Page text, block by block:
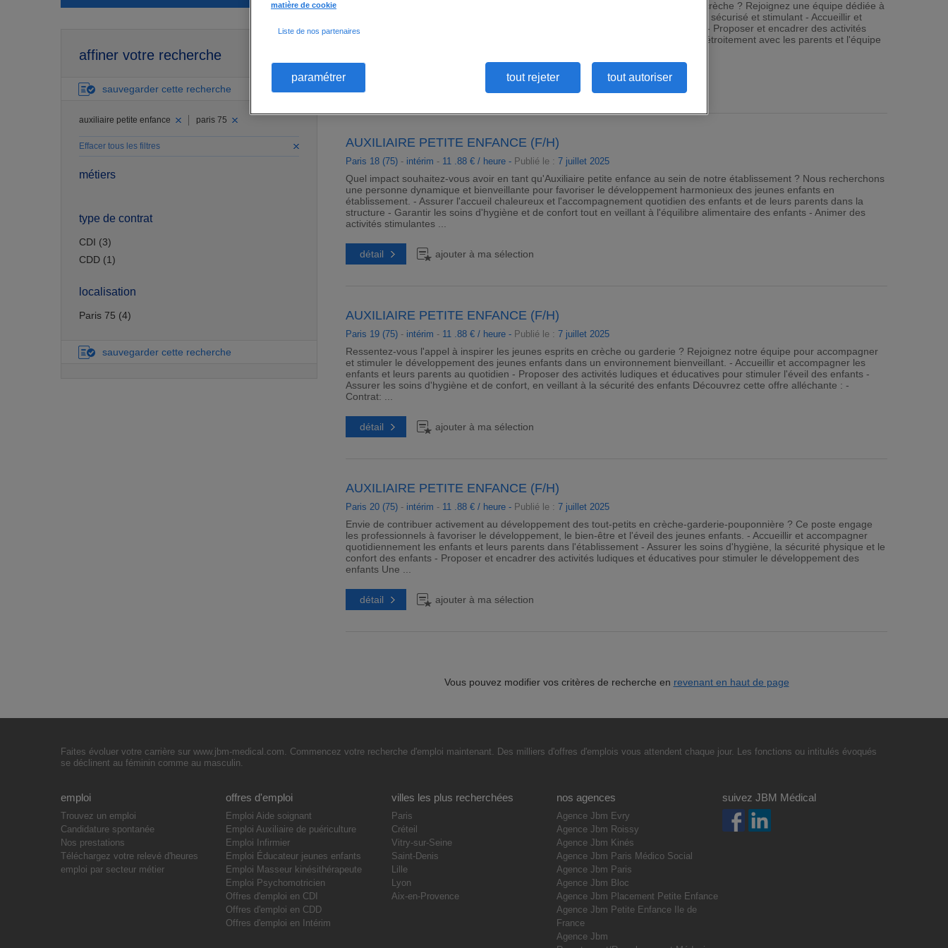
Prêt(e) à enrichir le quotidien des enfants en tant qu'Auxiliaire petite enfance en crèche ? Rejoignez une équipe dédiée à
encourager le développement et le bien-être des enfants dans un environnement sécurisé et stimulant - Accueillir et
accompagner les enfants et leurs parents, veillant à leur adaptation au quotidien - Proposer et encadrer des activités
ludiques pour stimuler la créativité et le développement des enfants - Collaborer étroitement avec les parents et l'équipe
ajouter à ma sélection
AUXILIAIRE PETITE ENFANCE (F/H)
Paris 18 (75) - intérim - 11 .88 € / heure - Publié le : 7 juillet 2025
Quel impact souhaitez-vous avoir en tant qu'Auxiliaire petite enfance au sein de notre établissement ? Nous recherchons
une personne dynamique et bienveillante pour favoriser le développement harmonieux des jeunes enfants en
établissement. - Assurer l'accueil chaleureux et l'accompagnement quotidien des enfants et de leurs parents dans la
structure - Garantir les soins d'hygiène et de confort tout en veillant à l'équilibre alimentaire des enfants - Animer des
activités stimulantes ...
détail ajouter à ma sélection
AUXILIAIRE PETITE ENFANCE (F/H)
Paris 19 (75) - intérim - 11 .88 € / heure - Publié le : 7 juillet 2025
Ressentez-vous l'appel à inspirer les jeunes esprits en crèche ou garderie ? Rejoignez notre équipe pour accompagner
et stimuler le développement des jeunes enfants dans un environnement bienveillant. - Accueillir et accompagner les
enfants et leurs parents au quotidien - Proposer des activités ludiques et éducatives pour stimuler l'éveil des enfants -
Assurer les soins d'hygiène et de confort, en veillant à la sécurité des enfants Découvrez cette offre alléchante : -
Contrat: ...
détail ajouter à ma sélection
AUXILIAIRE PETITE ENFANCE (F/H)
Paris 20 (75) - intérim - 11 .88 € / heure - Publié le : 7 juillet 2025
Envie de contribuer activement au développement des tout-petits en crèche-garderie-pouponnière ? Ce poste engage
les professionnels à favoriser le développement, le bien-être et l'éveil des jeunes enfants. - Accueillir et accompagner
quotidiennement les enfants et leurs parents dans l'établissement - Assurer les soins d'hygiène, la sécurité physique et le
confort des enfants - Proposer et encadrer des activités ludiques et éducatives pour stimuler le développement des
enfants Une ...
détail ajouter à ma sélection
Vous pouvez modifier vos critères de recherche en revenant en haut de page
affiner votre recherche
sauvegarder cette recherche
auxiliaire petite enfance paris 75
Effacer tous les filtres
métiers
type de contrat
CDI (3)
CDD (1)
localisation
Paris 75 (4)
sauvegarder cette recherche
Faites évoluer votre carrière sur www.jbm-medical.com. Commencez votre recherche d'emploi maintenant. Des milliers d'offres d'emplois vous attendent chaque jour. Les fonctions ou intitulés évoqués
se déclinent au féminin comme au masculin.
emploi
Trouvez un emploi
Candidature spontanée
Nos prestations
Téléchargez votre relevé d'heures
emploi par secteur métier
offres d'emploi
Emploi Aide soignant
Emploi Auxiliaire de puériculture
Emploi Infirmier
Emploi Éducateur jeunes enfants
Emploi Masseur kinésithérapeute
Emploi Psychomotricien
Offres d'emploi en CDI
Offres d'emploi en CDD
Offres d'emploi en Intérim
villes les plus recherchées
Paris
Créteil
Vitry-sur-Seine
Saint-Denis
Lille
Lyon
Aix-en-Provence
nos agences
Agence Jbm Evry
Agence Jbm Roissy
Agence Jbm Kinés
Agence Jbm Paris Médico Social
Agence Jbm Paris
Agence Jbm Bloc
Agence Jbm Placement Petite Enfance
Agence Jbm Petite Enfance Ile de
France
Agence Jbm
suivez JBM Médical
matière de cookie
Liste de nos partenaires
paramétrer tout rejeter tout autoriser